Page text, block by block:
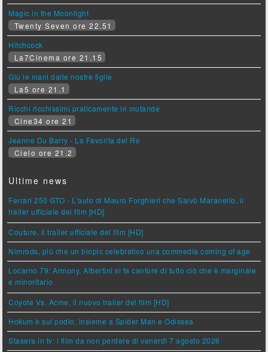
Magic in the Moonlight
Twenty Seven ore 22.51
Hitchcock
La7Cinema ore 21.15
Giù le mani dalle nostre figlie
La5 ore 21.1
Ricchi ricchissimi praticamente in mutande
Cine34 ore 21
Jeanne Du Barry - La Favorita del Re
Cielo ore 21.2
Ultime news
Ferrari 250 GTO - L'auto di Mauro Forghieri che Salvò Maranello, il
trailer ufficiale del film [HD]
Couture, il trailer ufficiale del film [HD]
Nimrods, più che un biopic celebrativo una commedia coming of age
Locarno 79: Armony, Albertini si fa cantore di tutto ciò che è marginale
e minoritario
Coyote Vs. Acme, il nuovo trailer del film [HD]
Hokum è sul podio, insieme a Spider Man e Odissea
Stasera in tv: i film da non perdere di venerdì 7 agosto 2026